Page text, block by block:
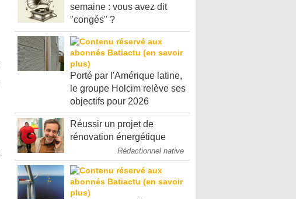
semaine : vous avez dit
"congés" ?
Porté par l'Amérique latine,
le groupe Holcim relève ses
objectifs pour 2026
Réussir un projet de
rénovation énergétique
Rédactionnel native